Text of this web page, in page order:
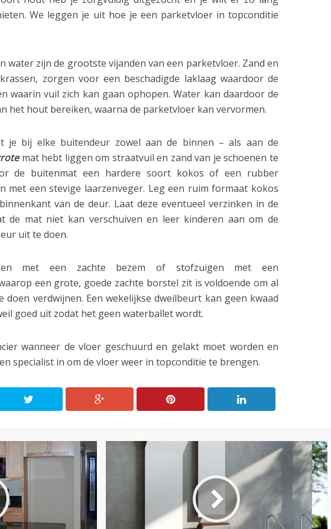
We leggen je uit hoe je een parketvloer in topconditie
water zijn de grootste vijanden van een parketvloer. Zand en
zorgen voor een beschadigde laklaag waardoor de
waarin vuil zich kan gaan ophopen. Water kan daardoor de
het hout bereiken, waarna de parketvloer kan vervormen.
je bij elke buitendeur zowel aan de binnen – als aan de
mat hebt liggen om straatvuil en zand van je schoenen te
de buitenmat een hardere soort kokos of een rubber
met een stevige laarzenveger. Leg een ruim formaat kokos
van de deur. Laat deze eventueel verzinken in de
de mat niet kan verschuiven en leer kinderen aan om de
uit te doen.
met een zachte bezem of stofzuigen met een
een grote, goede zachte borstel zit is voldoende om al
doen verdwijnen. Een wekelijkse dweilbeurt kan geen kwaad
goed uit zodat het geen waterballet wordt.
wanneer de vloer geschuurd en gelakt moet worden en
specialist in om de vloer weer in topconditie te brengen.